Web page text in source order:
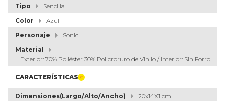
Tipo
Sencilla
Color
Azul
Personaje
Sonic
Material
Exterior: 70% Poliéster 30% Policroruro de Vinilo / Interior: Sin Forro
CARACTERÍSTICAS
Dimensiones(Largo/Alto/Ancho) 20x14X1 cm